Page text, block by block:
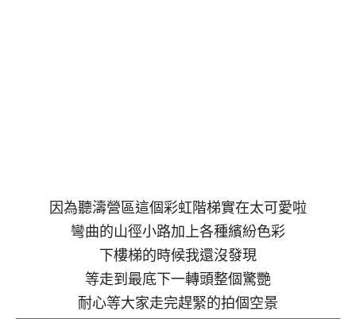
因為聽濤營區這個彩虹階梯實在太可愛啦
彎曲的山徑小路加上各種繽紛色彩
下樓梯的時候我還沒發現
等走到最底下一轉頭整個驚艷
耐心等大家走完趕緊的拍個空景